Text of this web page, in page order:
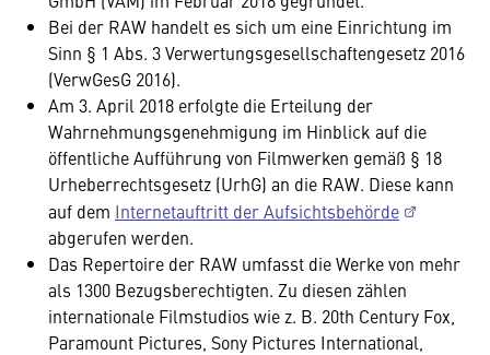
Bei der RAW handelt es sich um eine Einrichtung im
Sinn § 1 Abs. 3 Verwertungsgesellschaftengesetz 2016
(VerwGesG 2016).
Am 3. April 2018 erfolgte die Erteilung der
Wahrnehmungsgenehmigung im Hinblick auf die
öffentliche Aufführung von Filmwerken gemäß § 18
Urheberrechtsgesetz (UrhG) an die RAW. Diese kann
auf dem Internetauftritt der Aufsichtsbehörde
abgerufen werden.
Das Repertoire der RAW umfasst die Werke von mehr
als 1300 Bezugsberechtigten. Zu diesen zählen
internationale Filmstudios wie z. B. 20th Century Fox,
Paramount Pictures, Sony Pictures International,